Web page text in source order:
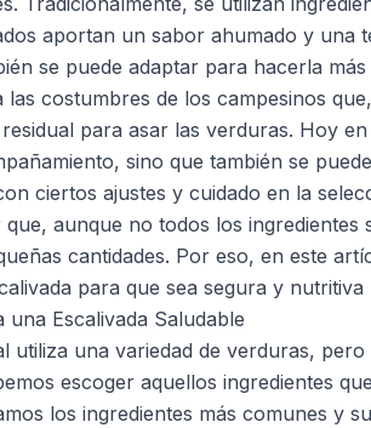
aportan un sabor ahumado y una
se puede adaptar para hacerla
las costumbres de los campesinos
para asar las verduras. Hoy
sino que también se
ciertos ajustes y cuidado en la
aunque no todos los
cantidades. Por eso, en este
para que sea segura y
una Escalivada Saludable
utiliza una variedad de verduras,
escoger aquellos ingredientes
los ingredientes más comunes y